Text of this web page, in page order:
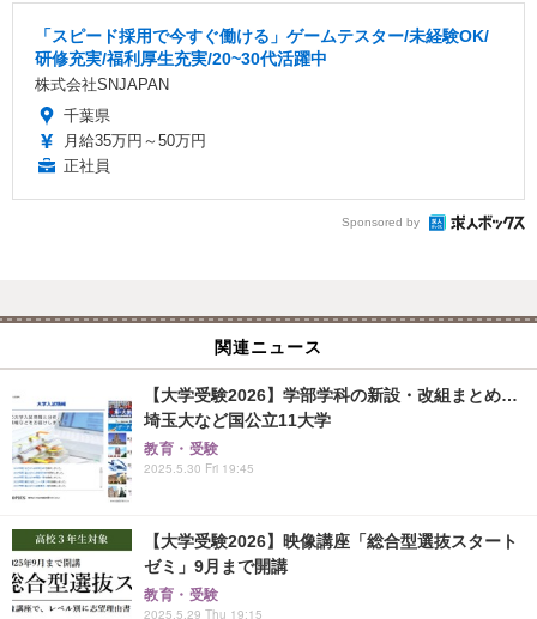
「スピード採用で今すぐ働ける」ゲームテスター/未経験OK/
研修充実/福利厚生充実/20~30代活躍中
株式会社SNJAPAN
千葉県
月給35万円～50万円
正社員
Sponsored by
関連ニュース
【大学受験2026】学部学科の新設・改組まとめ…
埼玉大など国公立11大学
教育・受験
2025.5.30 Fri 19:45
【大学受験2026】映像講座「総合型選抜スタート
ゼミ」9月まで開講
教育・受験
2025.5.29 Thu 19:15